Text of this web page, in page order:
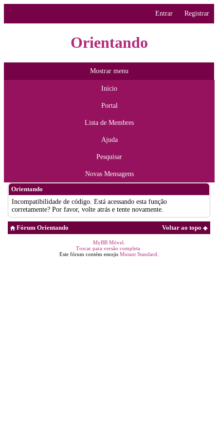
Entrar Registrar
Orientando
Mostrar menu
Início
Portal
Lista de Membres
Ajuda
Pesquisar
Novas Mensagens
Orientando
Incompatibilidade de código. Está acessando esta função
corretamente? Por favor, volte atrás e tente novamente.
Voltar ao topo
Fórum Orientando
MyBB Móvel
Trocar para versão completa
Este fórum contém emojis Mutant Standard